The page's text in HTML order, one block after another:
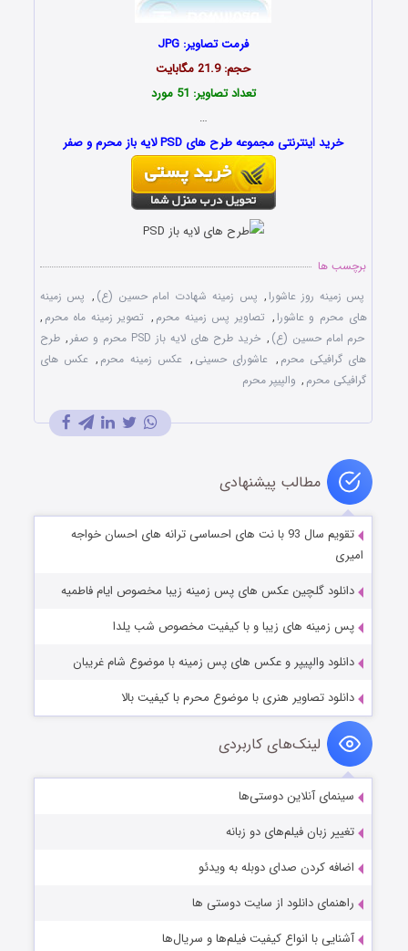
فرمت تصاویر: JPG
حجم: 21.9 مگابایت
تعداد تصاویر: 51 مورد
…
خرید اینترنتی مجموعه طرح های PSD لایه باز محرم و صفر
برچسب ها
پس زمینه روز عاشورا, پس زمینه شهادت امام حسین (ع) , پس زمینه
های محرم و عاشورا, تصاویر پس زمینه محرم , تصویر زمینه ماه محرم ,
حرم امام حسین (ع) , خرید طرح های لایه باز PSD محرم و صفر , طرح
های گرافیکی محرم , عاشورای حسینی , عکس زمینه محرم , عکس های
گرافیکی محرم , والپیپر محرم
مطالب پیشنهادی
تقویم سال 93 با نت های احساسی ترانه های احسان خواجه
امیری
دانلود گلچین عکس های پس زمینه زیبا مخصوص ایام فاطمیه
پس زمینه های زیبا و با کیفیت مخصوص شب یلدا
دانلود والپیپر و عکس های پس زمینه با موضوع شام غریبان
دانلود تصاویر هنری با موضوع محرم با کیفیت بالا
لینک‌های کاربردی
سینمای آنلاین دوستی‌ها
تغییر زبان فیلم‌های دو زبانه
اضافه کردن صدای دوبله به ویدئو
راهنمای دانلود از سایت دوستی ها
آشنایی با انواع کیفیت فیلم‌ها و سریال‌ها